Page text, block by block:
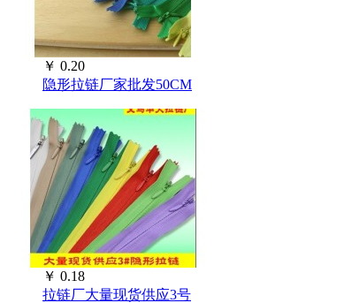
￥ 0.20
隐形拉链厂家批发50CM
￥ 0.18
拉链厂大量现货供应3号